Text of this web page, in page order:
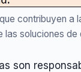
contribuyen a
las soluciones de
son